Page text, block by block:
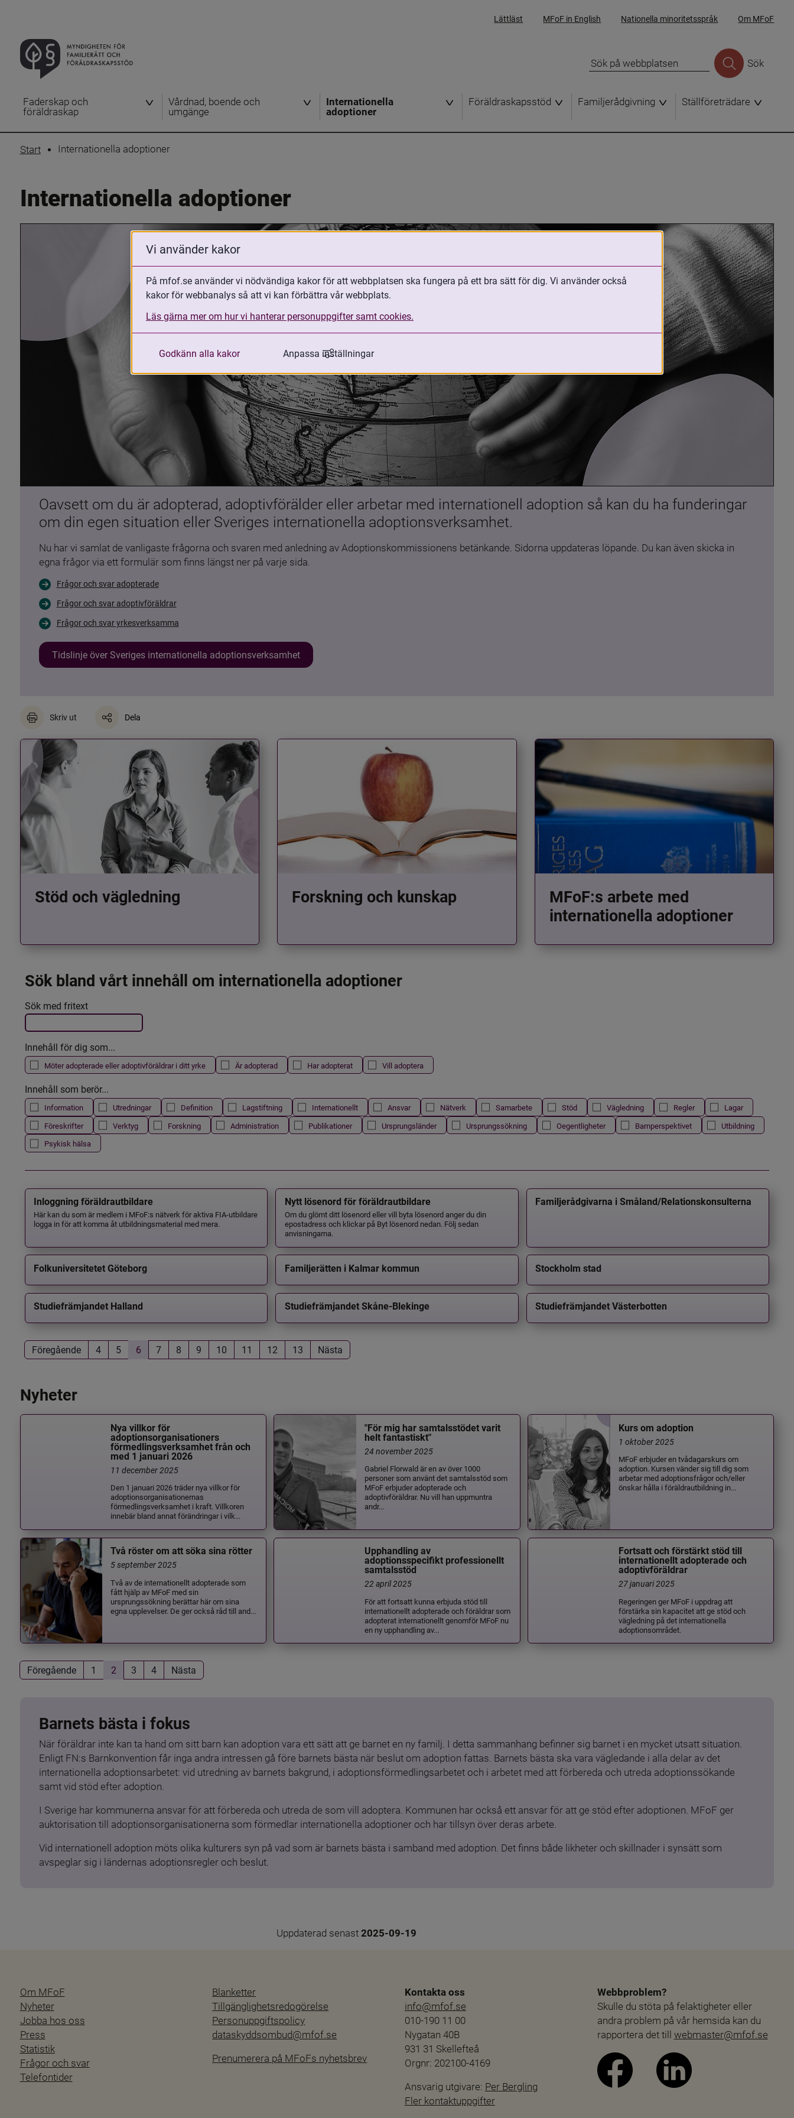
Lättläst MFoF in English Nationella minoritetsspråk Om MFoF
Sök
Faderskap och
föräldraskap
Vårdnad, boende och
umgänge
Internationella
adoptioner
Föräldraskapsstöd Familjerådgivning Ställföreträdare
Start Internationella adoptioner
Internationella adoptioner
Oavsett om du är adopterad, adoptivförälder eller arbetar med internationell adoption så kan du ha funderingar
om din egen situation eller Sveriges internationella adoptionsverksamhet.
Nu har vi samlat de vanligaste frågorna och svaren med anledning av Adoptionskommissionens betänkande. Sidorna uppdateras löpande. Du kan även skicka in
egna frågor via ett formulär som finns längst ner på varje sida.
Frågor och svar adopterade
Frågor och svar adoptivföräldrar
Frågor och svar yrkesverksamma
Tidslinje över Sveriges internationella adoptionsverksamhet
Skriv ut Dela
Stöd och vägledning Forskning och kunskap
MFoF:s arbete med
internationella adoptioner
Sök bland vårt innehåll om internationella adoptioner
Filtrera resultatet
Det här formuläret postas automatiskt
Sök med fritext
Innehåll för dig som...
Möter adopterade eller adoptivföräldrar i ditt yrke Är adopterad Har adopterat Vill adoptera
Innehåll som berör...
Information Utredningar Definition Lagstiftning Internationellt Ansvar Nätverk Samarbete Stöd Vägledning Regler
Lagar
Föreskrifter
Verktyg Forskning Administration Publikationer Ursprungsländer Ursprungssökning Oegentligheter Barnperspektivet
Utbildning
Psykisk hälsa
Inloggning föräldrautbildare
Här kan du som är medlem i MFoF:s nätverk för aktiva FIA-utbildare
logga in för att komma åt utbildningsmaterial med mera.
Nytt lösenord för föräldrautbildare
Om du glömt ditt lösenord eller vill byta lösenord anger du din
epostadress och klickar på Byt lösenord nedan. Följ sedan
anvisningarna.
Familjerådgivarna i Småland/Relationskonsulterna
Folkuniversitetet Göteborg Familjerätten i Kalmar kommun Stockholm stad
Studiefrämjandet Halland Studiefrämjandet Skåne-Blekinge Studiefrämjandet Västerbotten
Föregående 4 5 6 7 8 9 10 11 12 13 Nästa
Nyheter
Nya villkor för
adoptionsorganisationers
förmedlingsverksamhet från och
med 1 januari 2026
11 december 2025
Den 1 januari 2026 träder nya villkor för
adoptionsorganisationernas
förmedlingsverksamhet i kraft. Villkoren
innebär bland annat förändringar i vilk...
"För mig har samtalsstödet varit
helt fantastiskt"
24 november 2025
Gabriel Florwald är en av över 1000
personer som använt det samtalsstöd som
MFoF erbjuder adopterade och
adoptivföräldrar. Nu vill han uppmuntra
andr...
Kurs om adoption
1 oktober 2025
MFoF erbjuder en tvådagarskurs om
adoption. Kursen vänder sig till dig som
arbetar med adoptionsfrågor och/eller
önskar hålla i föräldrautbildning in...
Två röster om att söka sina rötter
5 september 2025
Två av de internationellt adopterade som
fått hjälp av MFoF med sin
ursprungssökning berättar här om sina
egna upplevelser. De ger också råd till and...
Upphandling av
adoptionsspecifikt professionellt
samtalsstöd
22 april 2025
För att fortsatt kunna erbjuda stöd till
internationellt adopterade och föräldrar som
adopterat internationellt genomför MFoF nu
en ny upphandling av...
Fortsatt och förstärkt stöd till
internationellt adopterade och
adoptivföräldrar
27 januari 2025
Regeringen ger MFoF i uppdrag att
förstärka sin kapacitet att ge stöd och
vägledning på det internationella
adoptionsområdet.
Föregående 1 2 3 4 Nästa
Barnets bästa i fokus
När föräldrar inte kan ta hand om sitt barn kan adoption vara ett sätt att ge barnet en ny familj. I detta sammanhang befinner sig barnet i en mycket utsatt situation.
Enligt FN:s Barnkonvention får inga andra intressen gå före barnets bästa när beslut om adoption fattas. Barnets bästa ska vara vägledande i alla delar av det
internationella adoptionsarbetet: vid utredning av barnets bakgrund, i adoptionsförmedlingsarbetet och i arbetet med att förbereda och utreda adoptionssökande
samt vid stöd efter adoption.
I Sverige har kommunerna ansvar för att förbereda och utreda de som vill adoptera. Kommunen har också ett ansvar för att ge stöd efter adoptionen. MFoF ger
auktorisation till adoptionsorganisationerna som förmedlar internationella adoptioner och har tillsyn över deras arbete.
Vid internationell adoption möts olika kulturers syn på vad som är barnets bästa i samband med adoption. Det finns både likheter och skillnader i synsätt som
avspeglar sig i ländernas adoptionsregler och beslut.
Uppdaterad senast 2025-09-19
Om MFoF
Nyheter
Jobba hos oss
Press
Statistik
Frågor och svar
Telefontider
Blanketter
Tillgänglighetsredogörelse
Personuppgiftspolicy
dataskyddsombud@mfof.se
Prenumerera på MFoFs nyhetsbrev
Kontakta oss
info@mfof.se
010-190 11 00
Nygatan 40B
931 31 Skellefteå
Orgnr: 202100-4169
Ansvarig utgivare: Per Bergling
Fler kontaktuppgifter
Webbproblem?
Skulle du stöta på felaktigheter eller
andra problem på vår hemsida kan du
rapportera det till webmaster@mfof.se
Vi använder kakor
På mfof.se använder vi nödvändiga kakor för att webbplatsen ska fungera på ett bra sätt för dig. Vi använder också
kakor för webbanalys så att vi kan förbättra vår webbplats.
Läs gärna mer om hur vi hanterar personuppgifter samt cookies.
Godkänn alla kakor Anpassa inställningar